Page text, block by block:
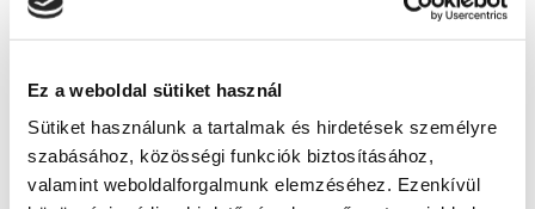
Ez a weboldal sütiket használ
Sütiket használunk a tartalmak és hirdetések személyre
szabásához, közösségi funkciók biztosításához,
valamint weboldalforgalmunk elemzéséhez. Ezenkívül
Miért fontos az utasbiztosítás rövid utaknál is?
esetén nincs szükség külön biztosításra. Pedig váratlan
helyzetek bármikor előfordulhatnak: betegség, baleset,
poggyászkár vagy akár járatkésés is megnehezítheti az
utazást.